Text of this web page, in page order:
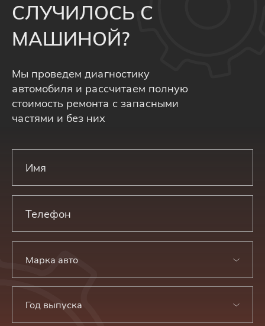
СЛУЧИЛОСЬ С
МАШИНОЙ?
Мы проведем диагностику
автомобиля и рассчитаем полную
стоимость ремонта с запасными
частями и без них
Марка авто
Год выпуска